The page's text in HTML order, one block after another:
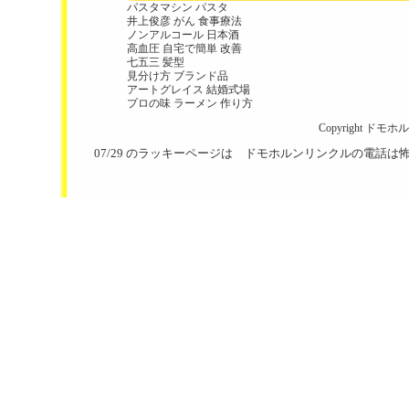
パスタマシン パスタ
井上俊彦 がん 食事療法
ノンアルコール 日本酒
高血圧 自宅で簡単 改善
七五三 髪型
見分け方 ブランド品
アートグレイス 結婚式場
プロの味 ラーメン 作り方
Copyright ドモホ
07/29 のラッキーページは
ドモホルンリンクルの電話は